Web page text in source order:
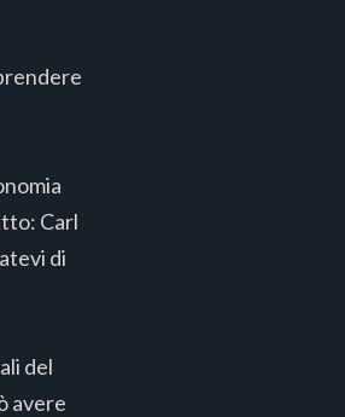
Carl
di
del
avere